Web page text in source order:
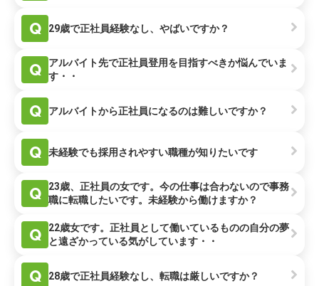
Q 29歳で正社員経験なし、やばいですか？
Q
アルバイト先で正社員登用を目指すべきか悩んでいま
す・・
Q アルバイトから正社員になるのは難しいですか？
Q 未経験でも採用されやすい職種が知りたいです
Q
23歳、正社員の女です。今の仕事は合わないので事務
職に転職したいです。未経験から働けますか？
Q
22歳女です。正社員として働いているものの自分の夢
と遠ざかっている気がしています・・
Q 28歳で正社員経験なし、転職は厳しいですか？